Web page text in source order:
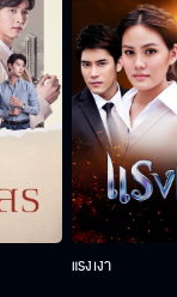
แรงเงา